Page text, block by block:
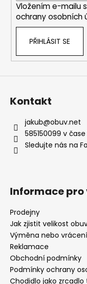
e
n
a
í
?
D
o
p
o
r
u
Vložením e-mailu
ochrany osobních
PŘIHLÁSIT SE
Kontakt
jakub@obuv.net
585150099 v
Sledujte nás na
Informace pro
Prodejny
Jak zjistit velikost
Výměna nebo
Reklamace
Obchodní podmínky
Podmínky ochrany
Chodidlo jako zrcadlo